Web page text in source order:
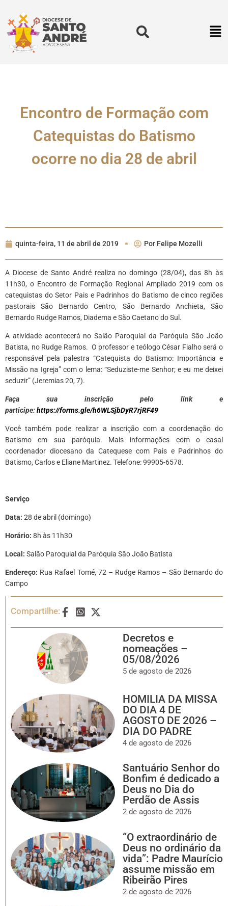
Encontro de Formação com
Catequistas do Batismo
ocorre no dia 28 de abril
quinta-feira, 11 de abril de 2019 Por Felipe Mozelli
A Diocese de Santo André realiza no domingo (28/04), das 8h às
11h30, o Encontro de Formação Regional Ampliado 2019 com os
catequistas do Setor Pais e Padrinhos do Batismo de cinco regiões
pastorais São Bernardo Centro, São Bernardo Anchieta, São
Bernardo Rudge Ramos, Diadema e São Caetano do Sul.
A atividade acontecerá no Salão Paroquial da Paróquia São João
Batista, no Rudge Ramos. O professor e teólogo César Fialho será o
responsável pela palestra “Catequista do Batismo: Importância e
Missão na Igreja” com o lema: “Seduziste-me Senhor; e eu me deixei
seduzir” (Jeremias 20, 7).
Faça sua inscrição pelo link e
participe:https://forms.gle/h6WLSjbDyR7rjRF49
Você também pode realizar a inscrição com a coordenação do
Batismo em sua paróquia. Mais informações com o casal
coordenador diocesano da Catequese com Pais e Padrinhos do
Batismo, Carlos e Eliane Martinez. Telefone: 99905-6578.
Serviço
Data: 28 de abril (domingo)
Horário: 8h às 11h30
Local : Salão Paroquial da Paróquia São João Batista
Endereço: Rua Rafael Tomé, 72 – Rudge Ramos – São Bernardo do
Campo
Compartilhe:
Decretos e
nomeações –
05/08/2026
5 de agosto de 2026
HOMILIA DA MISSA
DO DIA 4 DE
AGOSTO DE 2026 –
DIA DO PADRE
4 de agosto de 2026
Santuário Senhor do
Bonfim é dedicado a
Deus no Dia do
Perdão de Assis
2 de agosto de 2026
“O extraordinário de
Deus no ordinário da
vida”: Padre Maurício
assume missão em
Ribeirão Pires
2 de agosto de 2026